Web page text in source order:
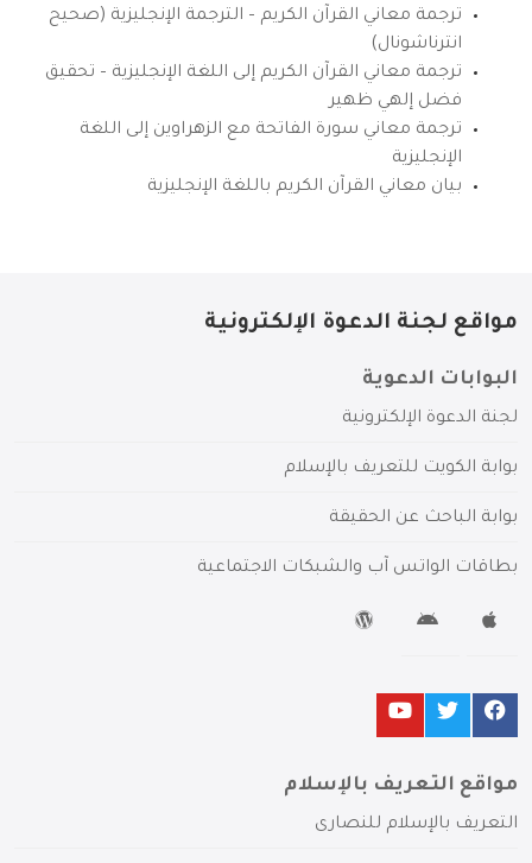
ترجمة معاني القرآن الكريم – الترجمة الإنجليزية (صحيح
انترناشونال)
ترجمة معاني القرآن الكريم إلى اللغة الإنجليزية – تحقيق
فضل إلهي ظهير
ترجمة معاني سورة الفاتحة مع الزهراوين إلى اللغة
الإنجليزية
بيان معاني القرآن الكريم باللغة الإنجليزية
مواقع لجنة الدعوة الإلكترونية
البوابات الدعوية
لجنة الدعوة الإلكترونية
بوابة الكويت للتعريف بالإسلام
بوابة الباحث عن الحقيقة
بطاقات الواتس آب والشبكات الاجتماعية
مواقع التعريف بالإسلام
التعريف بالإسلام للنصارى